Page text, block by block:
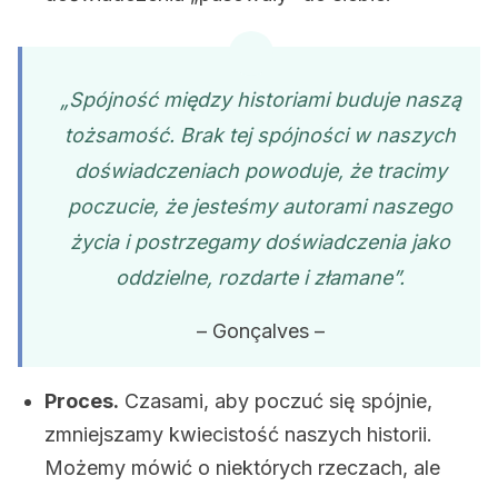
„Spójność między historiami buduje naszą
tożsamość. Brak tej spójności w naszych
doświadczeniach powoduje, że tracimy
poczucie, że jesteśmy autorami naszego
życia i postrzegamy doświadczenia jako
oddzielne, rozdarte i złamane”.
– Gonçalves –
Proces. Czasami, aby poczuć się spójnie,
zmniejszamy kwiecistość naszych historii.
Możemy mówić o niektórych rzeczach, ale